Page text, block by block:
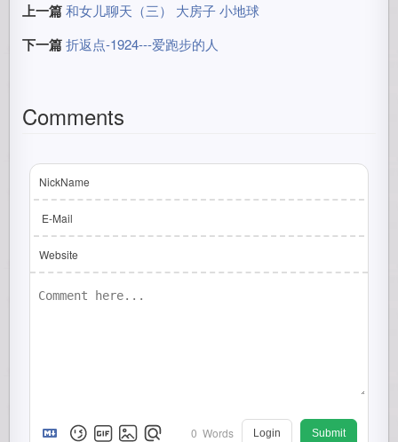
上一篇 和女儿聊天（三） 大房子 小地球
下一篇 折返点-1924---爱跑步的人
Comments
NickName
E-Mail
Website
0 Words Login Submit